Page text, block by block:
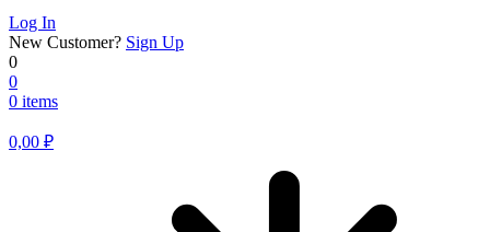
Log In
New Customer? Sign Up
0
0
0 items
0,00 ₽